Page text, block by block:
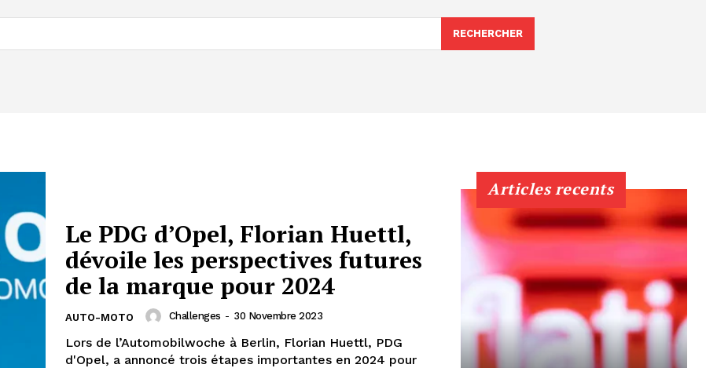
RECHERCHER
Le PDG d’Opel, Florian Huettl,
dévoile les perspectives futures
de la marque pour 2024
AUTO-MOTO Challenges - 30 Novembre 2023
Lors de l’Automobilwoche à Berlin, Florian Huettl, PDG
d'Opel, a annoncé trois étapes importantes en 2024 pour
Articles recents